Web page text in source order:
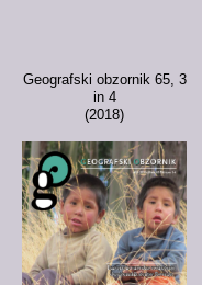
Geografski obzornik 65, 3
in 4
(2018)